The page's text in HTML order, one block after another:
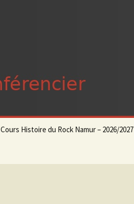
Cours Histoire du Rock Namur – 2026/2027